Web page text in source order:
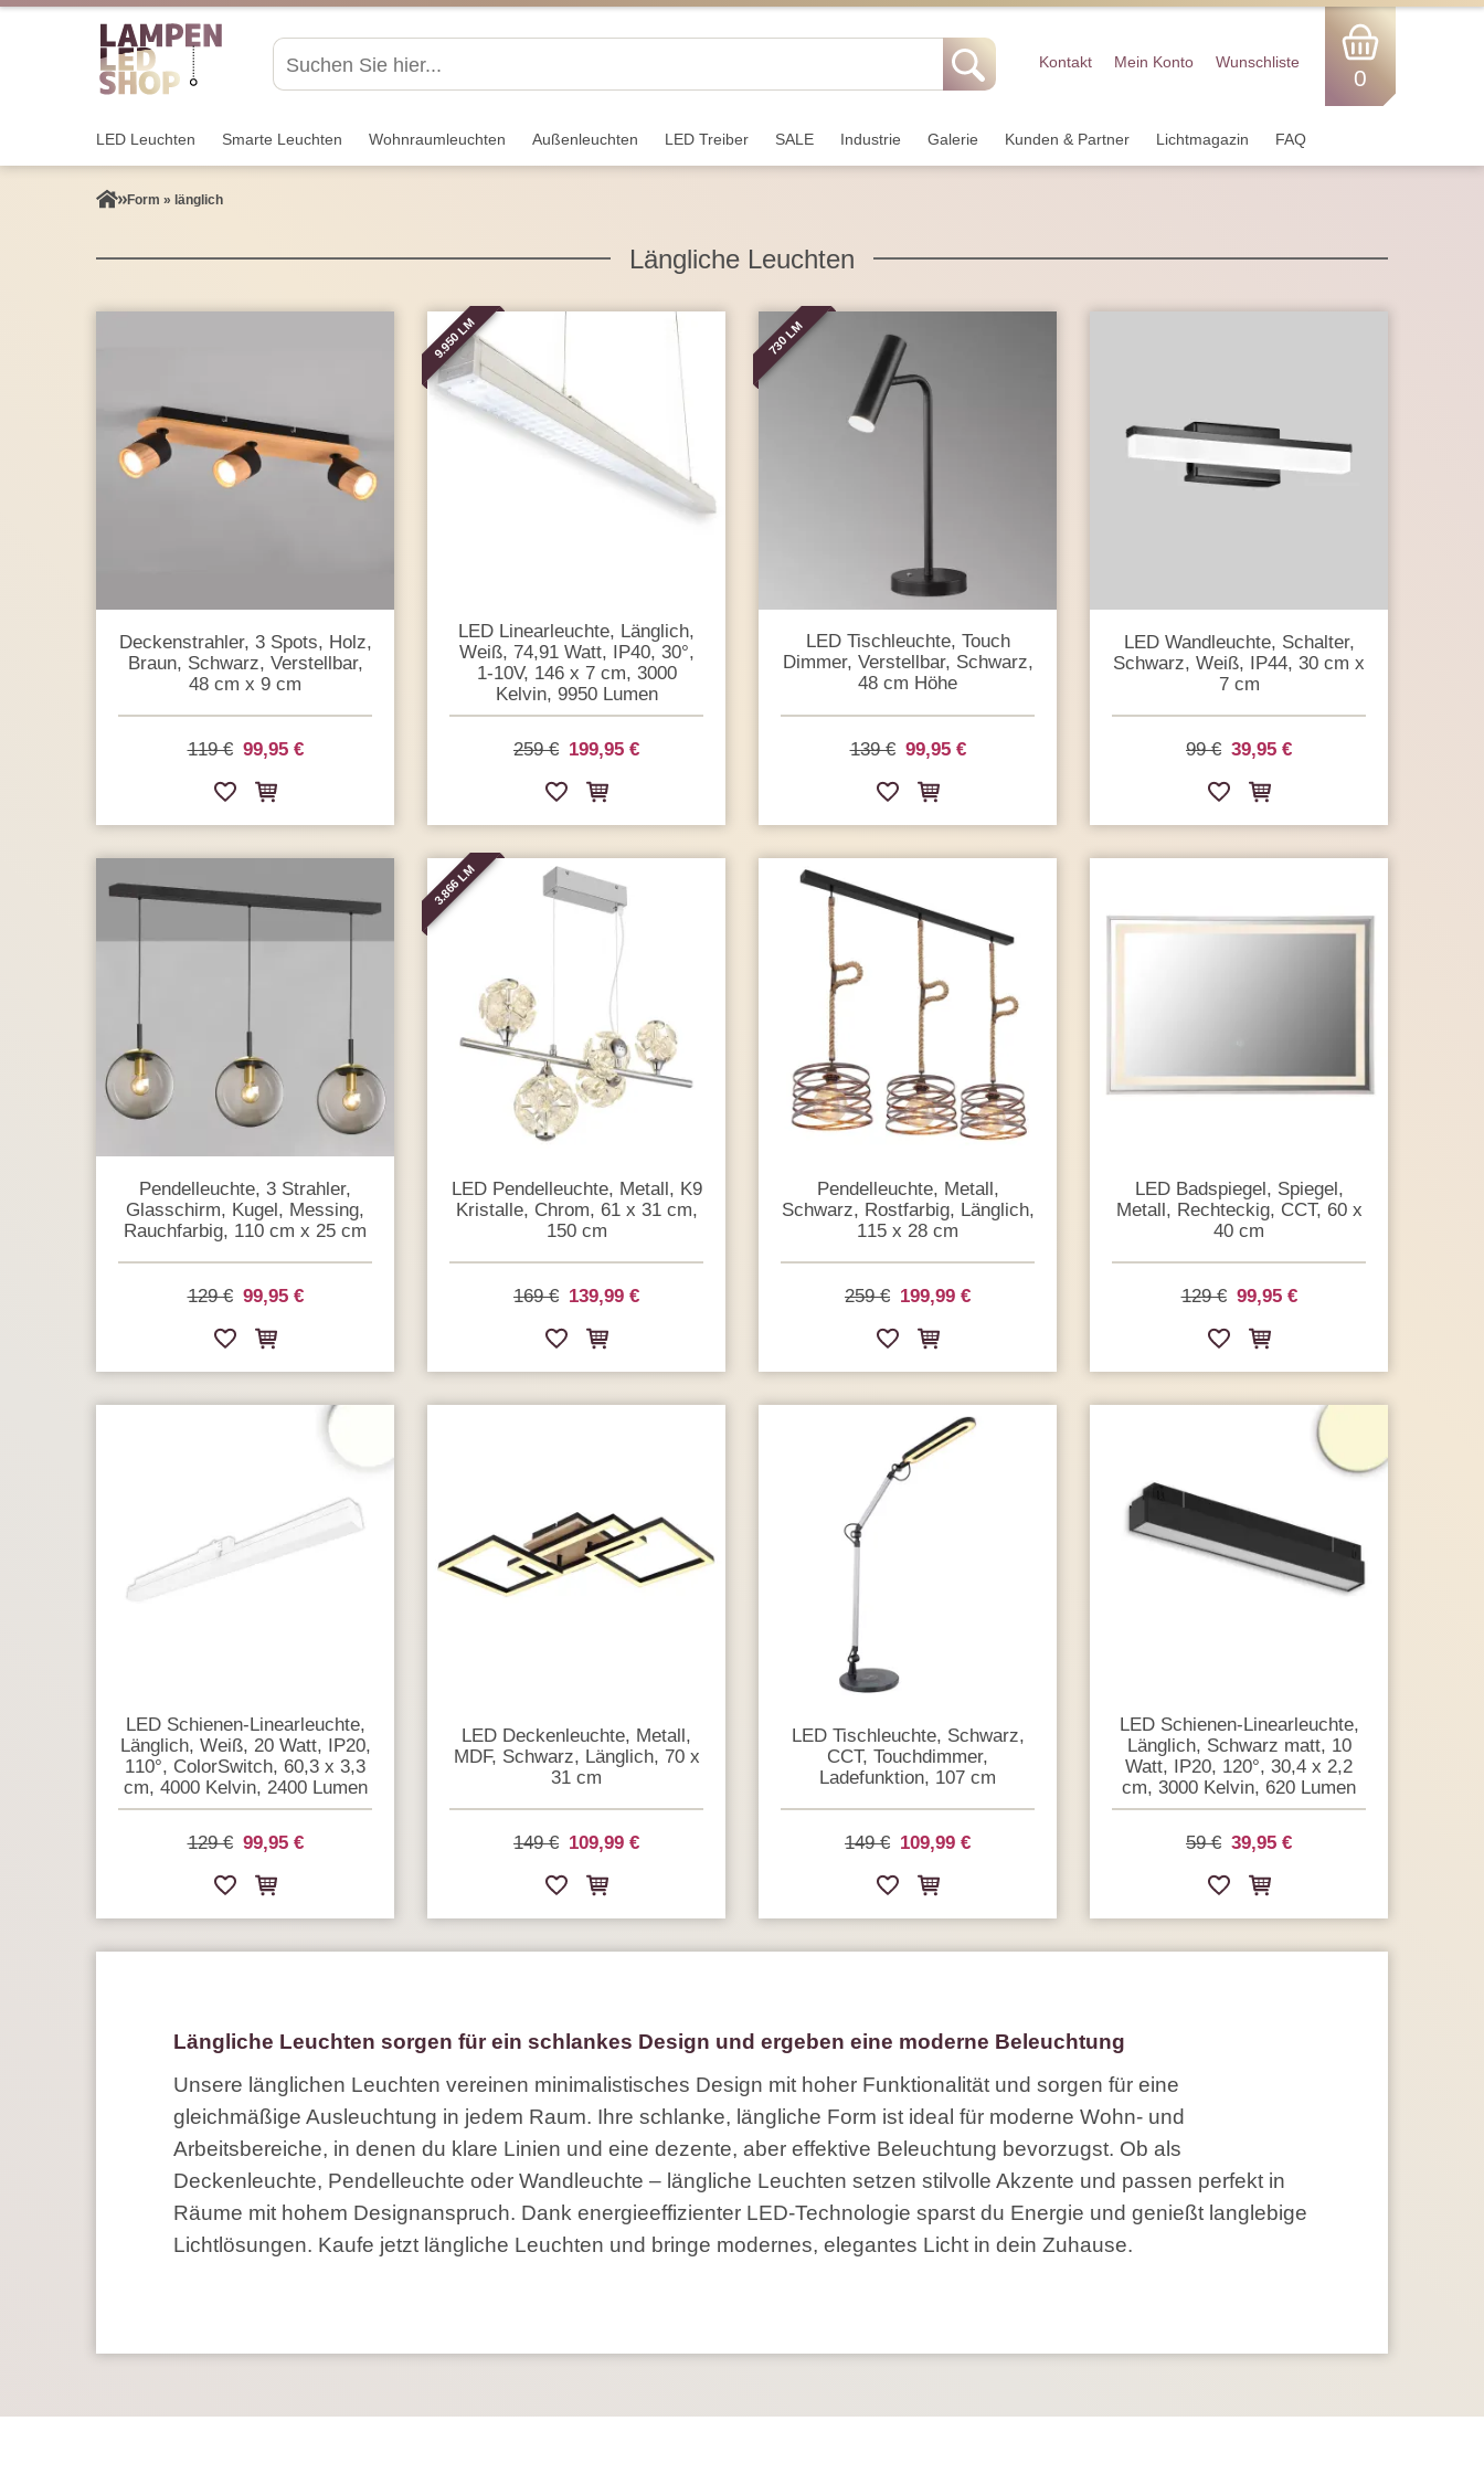
Kontakt Mein Konto Wunschliste
0
LED Leuchten Smarte Leuchten Wohnraum­leuchten Außen­leuchten LED Treiber SALE Industrie Galerie Kunden & Partner Lichtmagazin FAQ
Form » länglich
Längliche Leuchten
Deckenstrahler, 3 Spots, Holz,
Braun, Schwarz, Verstellbar,
48 cm x 9 cm
119 € 99,95 €
9.950 LM
LED Linearleuchte, Länglich,
Weiß, 74,91 Watt, IP40, 30°,
1-10V, 146 x 7 cm, 3000
Kelvin, 9950 Lumen
259 € 199,95 €
730 LM
LED Tischleuchte, Touch
Dimmer, Verstellbar, Schwarz,
48 cm Höhe
139 € 99,95 €
LED Wandleuchte, Schalter,
Schwarz, Weiß, IP44, 30 cm x
7 cm
99 € 39,95 €
Pendelleuchte, 3 Strahler,
Glasschirm, Kugel, Messing,
Rauchfarbig, 110 cm x 25 cm
129 € 99,95 €
3.866 LM
LED Pendelleuchte, Metall, K9
Kristalle, Chrom, 61 x 31 cm,
150 cm
169 € 139,99 €
Pendelleuchte, Metall,
Schwarz, Rostfarbig, Länglich,
115 x 28 cm
259 € 199,99 €
LED Badspiegel, Spiegel,
Metall, Rechteckig, CCT, 60 x
40 cm
129 € 99,95 €
LED Schienen-Linearleuchte,
Länglich, Weiß, 20 Watt, IP20,
110°, ColorSwitch, 60,3 x 3,3
cm, 4000 Kelvin, 2400 Lumen
129 € 99,95 €
LED Deckenleuchte, Metall,
MDF, Schwarz, Länglich, 70 x
31 cm
149 € 109,99 €
LED Tischleuchte, Schwarz,
CCT, Touchdimmer,
Ladefunktion, 107 cm
149 € 109,99 €
LED Schienen-Linearleuchte,
Länglich, Schwarz matt, 10
Watt, IP20, 120°, 30,4 x 2,2
cm, 3000 Kelvin, 620 Lumen
59 € 39,95 €
Längliche Leuchten sorgen für ein schlankes Design und ergeben eine moderne Beleuchtung
Unsere länglichen Leuchten vereinen minimalistisches Design mit hoher Funktionalität und sorgen für eine
gleichmäßige Ausleuchtung in jedem Raum. Ihre schlanke, längliche Form ist ideal für moderne Wohn- und
Arbeitsbereiche, in denen du klare Linien und eine dezente, aber effektive Beleuchtung bevorzugst. Ob als
Deckenleuchte, Pendelleuchte oder Wandleuchte – längliche Leuchten setzen stilvolle Akzente und passen perfekt in
Räume mit hohem Designanspruch. Dank energieeffizienter LED-Technologie sparst du Energie und genießt langlebige
Lichtlösungen. Kaufe jetzt längliche Leuchten und bringe modernes, elegantes Licht in dein Zuhause.